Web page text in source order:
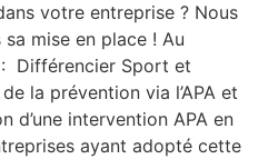
votre entreprise ? Nous
mise en place ! Au
Différencier Sport et
la prévention via l’APA et
d’une intervention APA en
ayant adopté cette